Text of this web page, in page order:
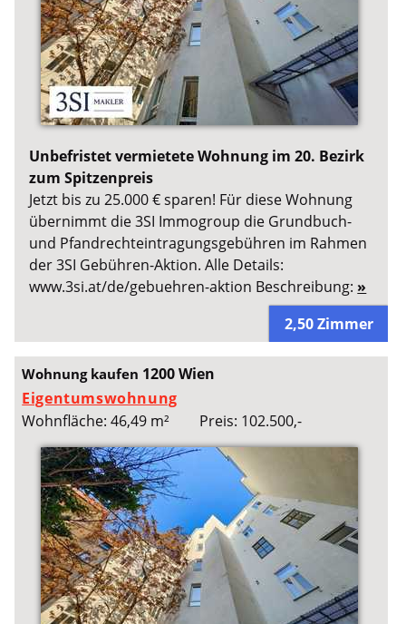
Unbefristet vermietete Wohnung im 20. Bezirk
zum Spitzenpreis
Jetzt bis zu 25.000 € sparen! Für diese Wohnung
übernimmt die 3SI Immogroup die Grundbuch-
und Pfandrechteintragungsgebühren im Rahmen
der 3SI Gebühren-Aktion. Alle Details:
www.3si.at/de/gebuehren-aktion Beschreibung: »
2,50 Zimmer
Wohnung kaufen 1200 Wien
Eigentumswohnung
Wohnfläche: 46,49 m²
Preis: 102.500,-